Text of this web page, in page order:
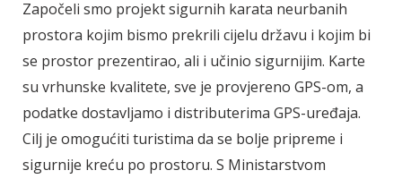
Započeli smo projekt sigurnih karata neurbanih
prostora kojim bismo prekrili cijelu državu i kojim bi
se prostor prezentirao, ali i učinio sigurnijim. Karte
su vrhunske kvalitete, sve je provjereno GPS-om, a
podatke dostavljamo i distributerima GPS-uređaja.
Cilj je omogućiti turistima da se bolje pripreme i
sigurnije kreću po prostoru. S Ministarstvom